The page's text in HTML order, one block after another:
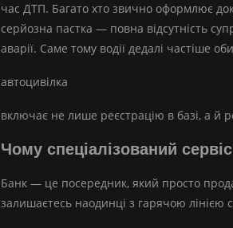
час ДТП. Багато хто звично оформлює
серйозна пастка — повна відсутність
аварії. Саме тому водії дедалі частіше
автоцивілка
включає не лише реєстрацію в базі, а й
Чому спеціалізований
Банк — це посередник, який просто
залишаєтесь наодинці з гарячою лінією